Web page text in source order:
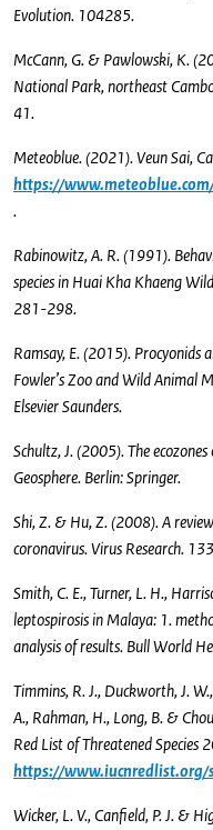
Evolution. 104285.
McCann, G. & Pawlowski, K.
National Park, northeast
41.
Meteoblue. (2021). Veun Sai,
https://
.
Rabinowitz, A. R. (1991).
species in Huai Kha Khaeng
281-298.
Ramsay, E. (2015). Procyonids
Fowler’s Zoo and Wild Animal
Elsevier Saunders.
Schultz, J. (2005). The
Geosphere. Berlin: Springer.
Shi, Z. & Hu, Z. (2008). A
coronavirus. Virus Research.
Smith, C. E., Turner, L. H.,
leptospirosis in Malaya: 1.
analysis of results. Bull World
Timmins, R. J., Duckworth, J.
A., Rahman, H., Long, B. &
Red List of Threatened Species
https://www.iucnredlist.org/
Wicker, L. V., Canfield, P. J. &